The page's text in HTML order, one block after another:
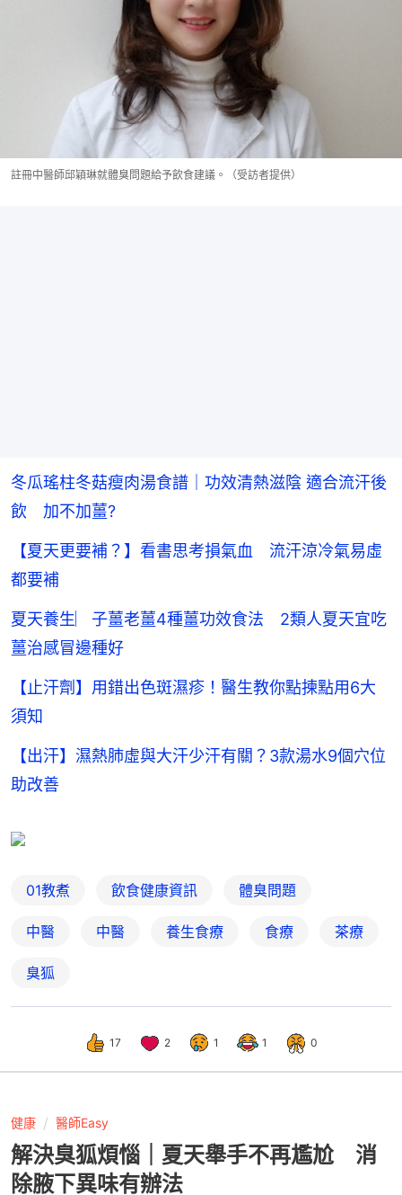
註冊中醫師邱穎琳就體臭問題給予飲食建議。（受訪者提供）
冬瓜瑤柱冬菇瘦肉湯食譜｜功效清熱滋陰 適合流汗後
飲 加不加薑?
【夏天更要補？】看書思考損氣血 流汗涼冷氣易虛
都要補
夏天養生︳子薑老薑4種薑功效食法 2類人夏天宜吃
薑治感冒邊種好
【止汗劑】用錯出色斑濕疹！醫生教你點揀點用6大
須知
【出汗】濕熱肺虛與大汗少汗有關？3款湯水9個穴位
助改善
01教煮 飲食健康資訊 體臭問題
中醫 中醫 養生食療 食療 茶療
臭狐
17 2 1 1 0
健康 醫師Easy
解決臭狐煩惱｜夏天舉手不再尷尬 消
除腋下異味有辦法